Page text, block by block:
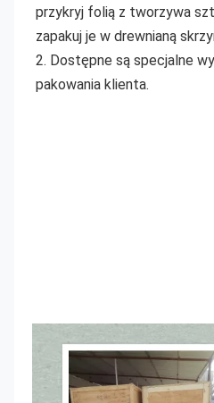
przykryj folią z tworzywa
zapakuj je w drewnianą
2. Dostępne są specjalne
pakowania klienta.